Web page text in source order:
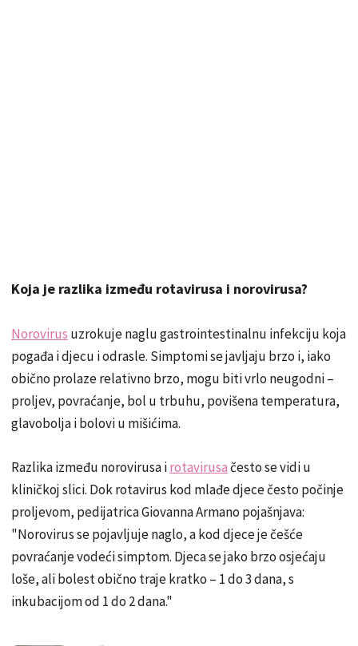
Koja je razlika između rotavirusa i norovirusa?
Norovirus uzrokuje naglu gastrointestinalnu infekciju koja
pogađa i djecu i odrasle. Simptomi se javljaju brzo i, iako
obično prolaze relativno brzo, mogu biti vrlo neugodni –
proljev, povraćanje, bol u trbuhu, povišena temperatura,
glavobolja i bolovi u mišićima.
Razlika između norovirusa irotavirusačesto se vidi u
kliničkoj slici. Dok rotavirus kod mlađe djece često počinje
proljevom, pedijatrica Giovanna Armano pojašnjava:
"Norovirus se pojavljuje naglo, a kod djece je češće
povraćanje vodeći simptom. Djeca se jako brzo osjećaju
loše, ali bolest obično traje kratko – 1 do 3 dana, s
inkubacijom od 1 do 2 dana."